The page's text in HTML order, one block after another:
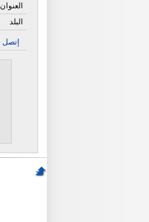
العنوان
البلد